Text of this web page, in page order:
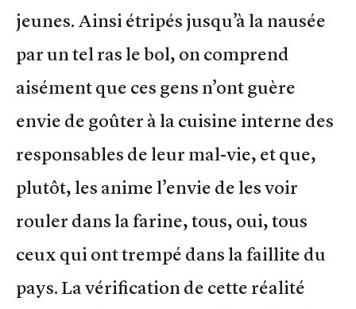
jeunes. Ainsi étripés jusqu’à la nausée
par un tel ras le bol, on comprend
aisément que ces gens n’ont guère
envie de goûter à la cuisine interne des
responsables de leur mal-vie, et que,
plutôt, les anime l’envie de les voir
rouler dans la farine, tous, oui, tous
ceux qui ont trempé dans la faillite du
pays. La vérification de cette réalité